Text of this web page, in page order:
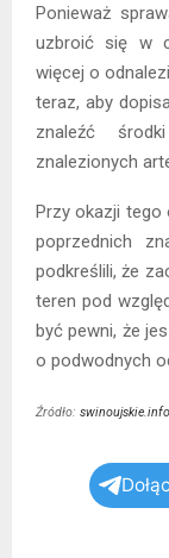
Ponieważ
uzbroić się w
więcej o
teraz, aby
znaleźć
znalezionych
Przy okazji tego
poprzednich
podkreślili, że
teren pod
być pewni, że
o podwodnych
Źródło: swinoujskie.info